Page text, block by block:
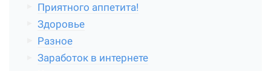
Приятного аппетита!
Здоровье
Разное
Заработок в интернете